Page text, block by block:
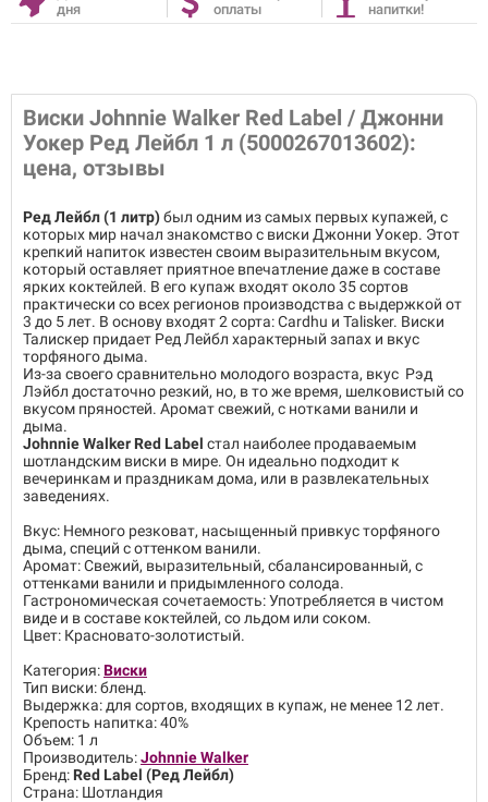
дня
оплаты
напитки!
Виски Johnnie Walker Red Label / Джонни
Уокер Ред Лейбл 1 л (5000267013602):
цена, отзывы
Ред Лейбл (1 литр)был одним из самых первых купажей, с
которых мир начал знакомство с виски Джонни Уокер. Этот
крепкий напиток известен своим выразительным вкусом,
который оставляет приятное впечатление даже в составе
ярких коктейлей. В его купаж входят около 35 сортов
практически со всех регионов производства с выдержкой от
3 до 5 лет. В основу входят 2 сорта: Cardhu и Talisker. Виски
Талискер придает Ред Лейбл характерный запах и вкус
торфяного дыма.
Из-за своего сравнительно молодого возраста, вкус Рэд
Лэйбл достаточно резкий, но, в то же время, шелковистый со
вкусом пряностей. Аромат свежий, с нотками ванили и
дыма.
Johnnie Walker Red Label стал наиболее продаваемым
шотландским виски в мире. Он идеально подходит к
вечеринкам и праздникам дома, или в развлекательных
заведениях.
Вкус: Немного резковат, насыщенный привкус торфяного
дыма, специй с оттенком ванили.
Аромат: Свежий, выразительный, сбалансированный, с
оттенками ванили и придымленного солода.
Гастрономическая сочетаемость: Употребляется в чистом
виде и в составе коктейлей, со льдом или соком.
Цвет: Красновато-золотистый.
Категория:Виски
Тип виски: бленд.
Выдержка: для сортов, входящих в купаж, не менее 12 лет.
Крепость напитка: 40%
Объем: 1 л
Производитель:Johnnie Walker
Бренд: Red Label (Ред Лейбл)
Страна: Шотландия